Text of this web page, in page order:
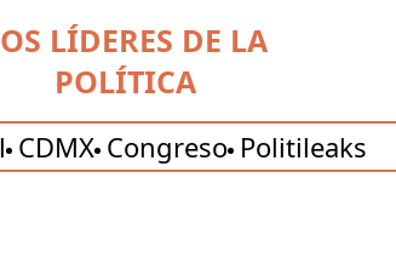
LÍDERES DE LA
POLÍTICA
CDMX Congreso Politileaks